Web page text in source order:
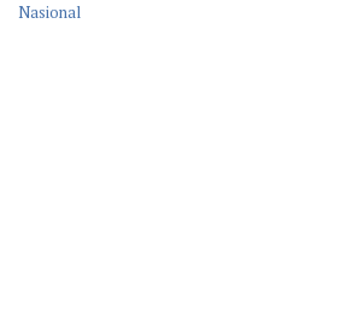
Nasional